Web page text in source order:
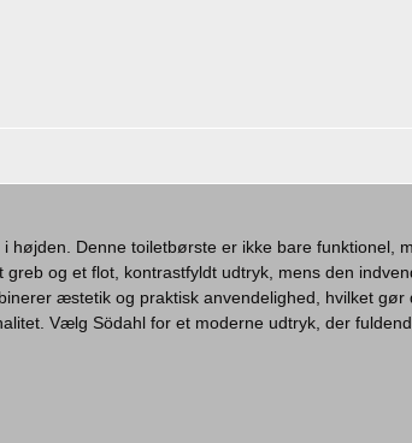
Denne toiletbørste er ikke bare funktionel,
og et flot, kontrastfyldt udtryk, mens den
æstetik og praktisk anvendelighed, hvilket gør
Vælg Södahl for et moderne udtryk, der